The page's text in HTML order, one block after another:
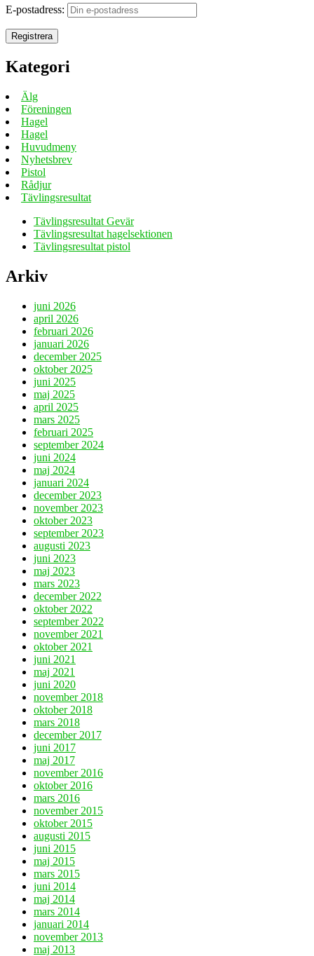
E-postadress:
Kategori
Älg
Föreningen
Hagel
Hagel
Huvudmeny
Nyhetsbrev
Pistol
Rådjur
Tävlingsresultat
Tävlingsresultat Gevär
Tävlingsresultat hagelsektionen
Tävlingsresultat pistol
Arkiv
juni 2026
april 2026
februari 2026
januari 2026
december 2025
oktober 2025
juni 2025
maj 2025
april 2025
mars 2025
februari 2025
september 2024
juni 2024
maj 2024
januari 2024
december 2023
november 2023
oktober 2023
september 2023
augusti 2023
juni 2023
maj 2023
mars 2023
december 2022
oktober 2022
september 2022
november 2021
oktober 2021
juni 2021
maj 2021
juni 2020
november 2018
oktober 2018
mars 2018
december 2017
juni 2017
maj 2017
november 2016
oktober 2016
mars 2016
november 2015
oktober 2015
augusti 2015
juni 2015
maj 2015
mars 2015
juni 2014
maj 2014
mars 2014
januari 2014
november 2013
maj 2013